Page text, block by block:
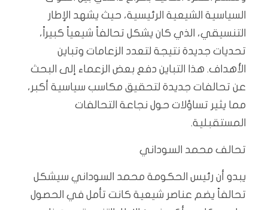
السياسية الشيعية الرئيسية، حيث يشهد الإطار
التنسيقي، الذي كان يشكل تحالفاً شيعياً كبيراً،
تحديات جديدة نتيجة لتعدد الزعامات وتباين
الأهداف. هذا التباين دفع بعض الزعماء إلى البحث
عن تحالفات جديدة لتحقيق مكاسب سياسية أكبر،
مما يثير تساؤلات حول نجاعة التحالفات
المستقبلية.
تحالف محمد السوداني
يبدو أن رئيس الحكومة محمد السوداني سيشكل
تحالفاً يضم عناصر شيعية كانت تأمل في الحصول